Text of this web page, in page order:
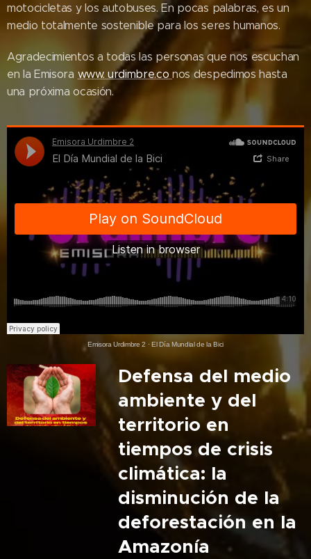
motocicletas y los autobuses. En pocas palabras, es un
medio totalmente sostenible para los seres humanos.
Agradecimientos a todas las personas que nos escuchan
en la Emisora www. urdimbre.conos despedimos hasta
una próxima ocasión.
Emisora Urdimbre 2 ·El Día Mundial de la Bici
Defensa del medio
ambiente y del
territorio en
tiempos de crisis
climática: la
disminución de la
deforestación en la
Amazonía